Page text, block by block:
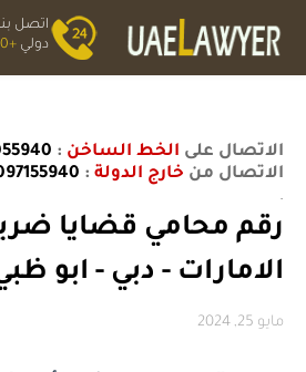
اتصل
دولي+0097150;
الاتصال على الخط الساخن :
الاتصال من خارج الدولة :
.
رقم محامي قضايا
الامارات - دبي - ابو
مايو 25, 2024